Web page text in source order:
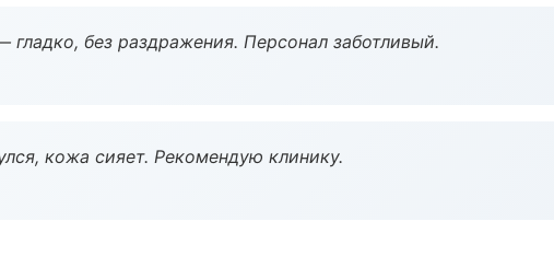
без раздражения. Персонал заботливый.
кожа сияет. Рекомендую клинику.